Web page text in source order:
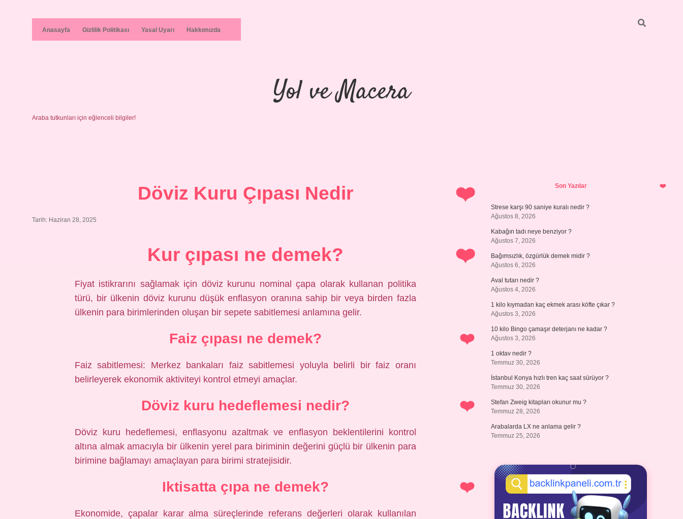
Anasayfa Gizlilik Politikası Yasal Uyarı Hakkımızda
Yol ve Macera
Araba tutkunları için eğlenceli bilgiler!
Döviz Kuru Çıpası Nedir
Tarih: Haziran 28, 2025
Kur çıpası ne demek?
Fiyat istikrarını sağlamak için döviz kurunu nominal çapa olarak kullanan politika
türü, bir ülkenin döviz kurunu düşük enflasyon oranına sahip bir veya birden fazla
ülkenin para birimlerinden oluşan bir sepete sabitlemesi anlamına gelir.
Faiz çıpası ne demek?
Faiz sabitlemesi: Merkez bankaları faiz sabitlemesi yoluyla belirli bir faiz oranı
belirleyerek ekonomik aktiviteyi kontrol etmeyi amaçlar.
Döviz kuru hedeflemesi nedir?
Döviz kuru hedeflemesi, enflasyonu azaltmak ve enflasyon beklentilerini kontrol
altına almak amacıyla bir ülkenin yerel para biriminin değerini güçlü bir ülkenin para
birimine bağlamayı amaçlayan para birimi stratejisidir.
Iktisatta çıpa ne demek?
Ekonomide, çapalar karar alma süreçlerinde referans değerleri olarak kullanılan
SidebarSon Yazılar
Strese karşı 90 saniye kuralı nedir ?
Ağustos 8, 2026
Kabağın tadı neye benziyor ?
Ağustos 7, 2026
Bağımsızlık, özgürlük demek midir ?
Ağustos 6, 2026
Aval tutarı nedir ?
Ağustos 4, 2026
1 kilo kıymadan kaç ekmek arası köfte çıkar ?
Ağustos 3, 2026
10 kilo Bingo çamaşır deterjanı ne kadar ?
Ağustos 3, 2026
1 oktav nedir ?
Temmuz 30, 2026
İstanbul Konya hızlı tren kaç saat sürüyor ?
Temmuz 30, 2026
Stefan Zweig kitapları okunur mu ?
Temmuz 28, 2026
Arabalarda LX ne anlama gelir ?
Temmuz 25, 2026